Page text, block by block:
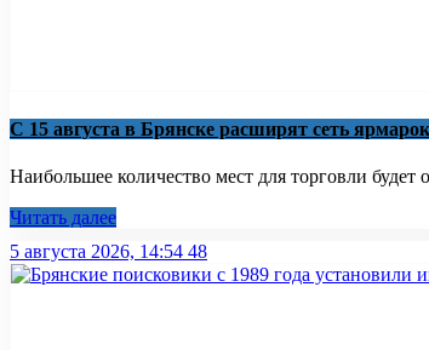
С 15 августа в Брянске расширят сеть
Наибольшее количество мест для торговли
Читать далее
5 августа 2026, 14:54 48